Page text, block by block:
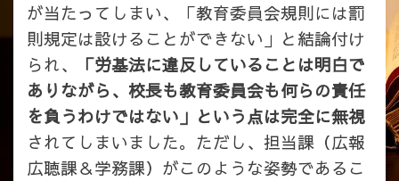
が当たってしまい、「教育委員会規則には罰
則規定は設けることができない」と結論付け
られ、
「労基法に違反していることは明白で
ありながら、校長も教育委員会も何らの責任
を負うわけではない」という点は完全に無視
されてしまいました。ただし、担当課（広報
広聴課＆学務課）がこのような姿勢であるこ